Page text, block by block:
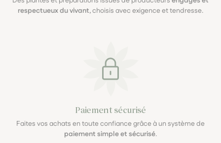
respectueux du vivant, choisis avec exigence et tendresse.
Paiement sécurisé
Faites vos achats en toute confiance grâce à un système de
paiement simple et sécurisé.